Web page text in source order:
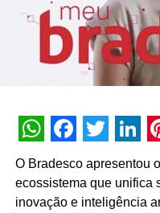
destino certo para cada,
experiências que
TÓPICOS RELACIONADOS:
Cartão de TODOS
novos filiados
NÃO PERCA
Campanha
reforça compromisso
WhatsApp
Facebook
Twitter
O Bradesco apresentou
ecossistema que unifica
inovação e inteligência